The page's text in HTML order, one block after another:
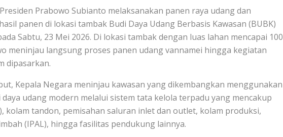
Prabowo Subianto melaksanakan panen raya udang dan
panen di lokasi tambak Budi Daya Udang Berbasis Kawasan (BUBK)
Sabtu, 23 Mei 2026. Di lokasi tambak dengan luas lahan mencapai 100
meninjau langsung proses panen udang vannamei hingga kegiatan
dipasarkan.
Kepala Negara meninjau kawasan yang dikembangkan menggunakan
udang modern melalui sistem tata kelola terpadu yang mencakup
kolam tandon, pemisahan saluran inlet dan outlet, kolam produksi,
(IPAL), hingga fasilitas pendukung lainnya.